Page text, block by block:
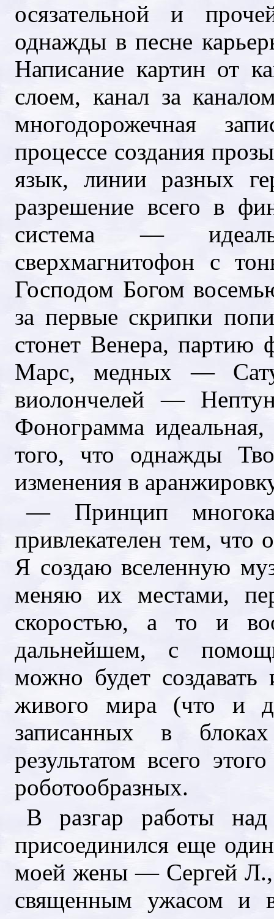
осязательной и
однажды в песне
Написание картин от
слоем, канал за
многодорожечная
процессе создания
язык, линии разных
разрешение всего в
система —
сверхмагнитофон с
Господом Богом
за первые скрипки
стонет Венера,
Марс, медных —
виолончелей —
Фонограмма идеальная,
того, что однажды
изменения в
— Принцип
привлекателен тем, что
Я создаю вселенную
меняю их местами,
скоростью, а то и
дальнейшем, с
можно будет
живого мира (что и
записанных в
результатом всего
роботообразных.
В разгар работы
присоединился еще
моей жены — Сергей Л.,
священным ужасом и